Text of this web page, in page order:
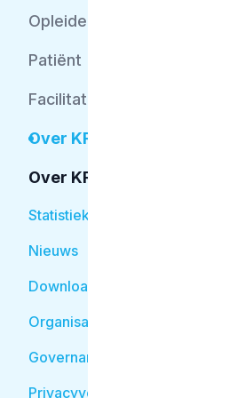
Opleider
Patiënt
Facilitator
Over KRT
Over KRT
Statistiek
Nieuws
Downloads
Organisatie
Governancecode
Privacyverklaring